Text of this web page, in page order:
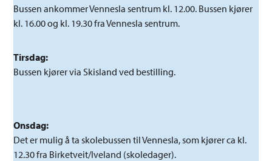
Bussen ankommer Vennesla sentrum kl. 12.00. Bussen kjører
kl. 16.00 og kl. 19.30 fra Vennesla sentrum.
Tirsdag:
Bussen kjører via Skisland ved bestilling.
Onsdag:
Det er mulig å ta skolebussen til Vennesla, som kjører ca kl.
12.30 fra Birketveit/Iveland (skoledager).